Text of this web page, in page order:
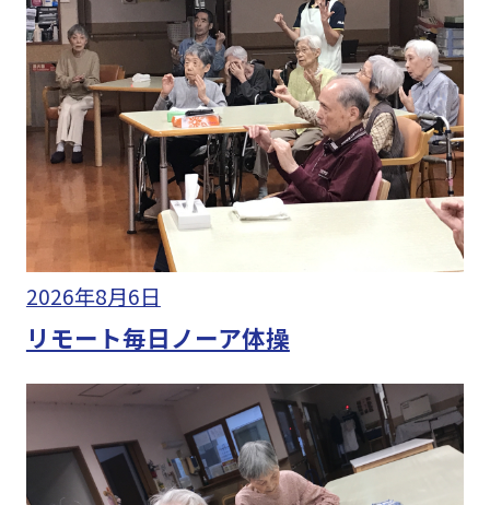
2026年8月6日
リモート毎日ノーア体操